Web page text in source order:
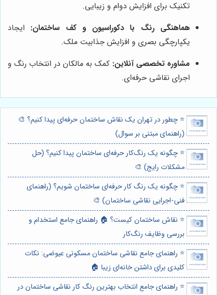
تکنیک برای افزایش دوام و زیبایی.
هماهنگی رنگ با دکوراسیون و کف ساختمان: ایجاد
یکپارچگی بصری و افزایش جذابیت ملک.
مشاوره تخصصی آنلاین: کمک به مالکان در انتخاب رنگ و
اجرای نقاشی حرفه‌ای.
⭐️ چطور در تهران یک نقاش ساختمان حرفه‌ای پیدا کنیم؟ 🎨
(راهنمای مبتنی بر سوال)
⭐️ چگونه یک رنگ‌کار حرفه‌ای ساختمان پیدا کنیم؟ (حل
مشکلات رایج) 🎨
⭐️ چگونه یک رنگ کار حرفه‌ای ساختمان شویم؟ (راهنمای
فنی-اجرایی نقاشی ساختمان) 🎨
⭐️ نقاش ساختمان کیست؟ 🏠 راهنمای جامع استخدام و
بررسی وظایف رنگ‌کار
⭐️ راهنمای جامع نقاشی ساختمان مسکونی عیوضی: نکات
کلیدی برای داشتن خانه‌ای زیبا 🏠
⭐️ راهنمای جامع انتخاب بهترین رنگ کار نقاشی ساختمان در